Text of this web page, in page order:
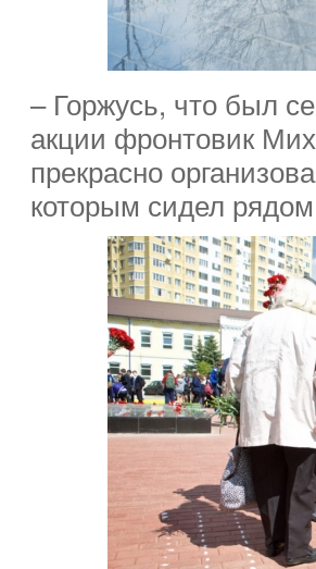
– Горжусь, что был
акции фронтовик
прекрасно
которым сидел